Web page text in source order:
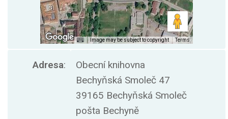
Adresa:
Obecní knihovna
Bechyňská Smoleč 47
39165 Bechyňská Smoleč
pošta Bechyně